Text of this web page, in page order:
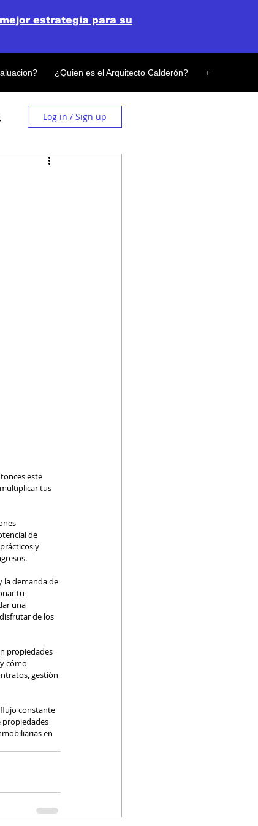
¿Quien es el Arquitecto Calderón? +
estrategia para su
Log in / Sign up
este
tus
de
y
la demanda de
tu
una
de los
propiedades
cómo
gestión
constante
propiedades
en